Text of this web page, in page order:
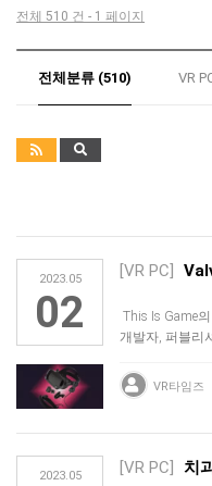
전체 510 건 - 1 페이지
전체분류 (510) VR
2023.05
02
[VR PC]
This Is Game
개발자, 퍼블리
VR타임즈
2023.05 [VR PC] 치